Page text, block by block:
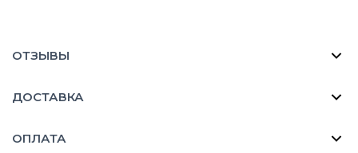
ОТЗЫВЫ
ДОСТАВКА
ОПЛАТА